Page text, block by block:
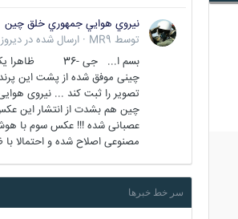
نيروي هوايي جمهوري خلق چين
توسط MR9
· ارسال شده در دیروز در
بسم ا... جی -36
چینی موفق شده از پشت این
تصویر را ثبت کند ... نیروی
چین هم بشدت از انتشار این
عصبانی شده !!! عکس سوم با
مصنوعی اصلاح شده و احتمالا با
سر خط خبرها